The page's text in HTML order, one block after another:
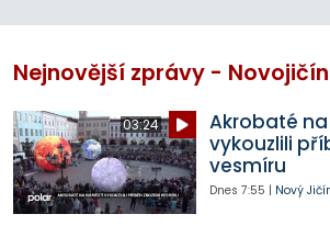
Nejnovější zprávy -
03:24
Akrobaté
vykouzlili
vesmíru
Dnes 7:55 | Nový